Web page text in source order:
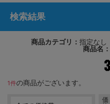
検索結果
商品カテゴリ： 指定なし
商品名：
1件の商品がございます。
価